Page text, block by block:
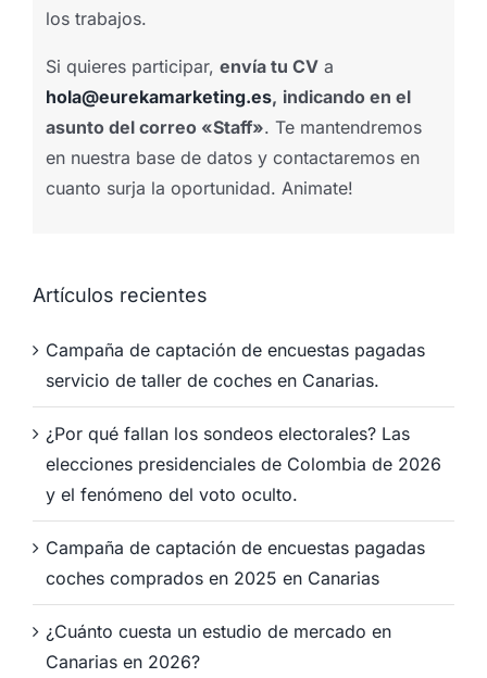
los trabajos.
Si quieres participar, envía tu CV a
hola@eurekamarketing.es, indicando en el
asunto del correo «Staff». Te mantendremos
en nuestra base de datos y contactaremos en
cuanto surja la oportunidad. Animate!
Artículos recientes
Campaña de captación de encuestas pagadas
servicio de taller de coches en Canarias.
¿Por qué fallan los sondeos electorales? Las
elecciones presidenciales de Colombia de 2026
y el fenómeno del voto oculto.
Campaña de captación de encuestas pagadas
coches comprados en 2025 en Canarias
¿Cuánto cuesta un estudio de mercado en
Canarias en 2026?